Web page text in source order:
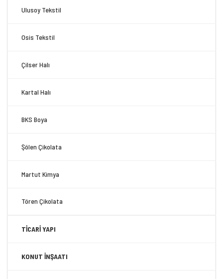
Ulusoy Tekstil
Osis Tekstil
Çilser Halı
Kartal Halı
BKS Boya
Şölen Çikolata
Martut Kimya
Tören Çikolata
TİCARİ YAPI
KONUT İNŞAATI